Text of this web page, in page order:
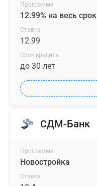
Программа
12.99% на весь срок
Ставка
12.99
Срок кредита
до 30 лет
СДМ-Банк
Программа
Новостройка
Ставка